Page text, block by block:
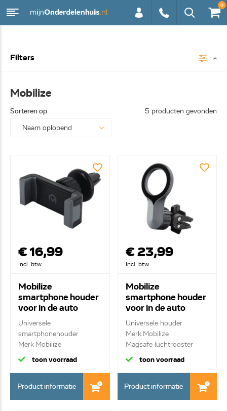
0
Filters
Mobilize
Sorteren op 5 producten gevonden
€ 16,99
Incl. btw
Mobilize
smartphone houder
voor in de auto
21888
Universele
smartphonehouder
Merk Mobilize
Houder voor in v...
toon voorraad
Product informatie
€ 23,99
Incl. btw
Mobilize
smartphone houder
voor in de auto
29099
Universele houder
Merk Mobilize
Magsafe luchtrooster
houde...
toon voorraad
Product informatie